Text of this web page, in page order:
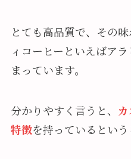
とても高品質で、その
ィコーヒーといえばア
まっています。
分かりやすく言うと、
特徴を持っているという